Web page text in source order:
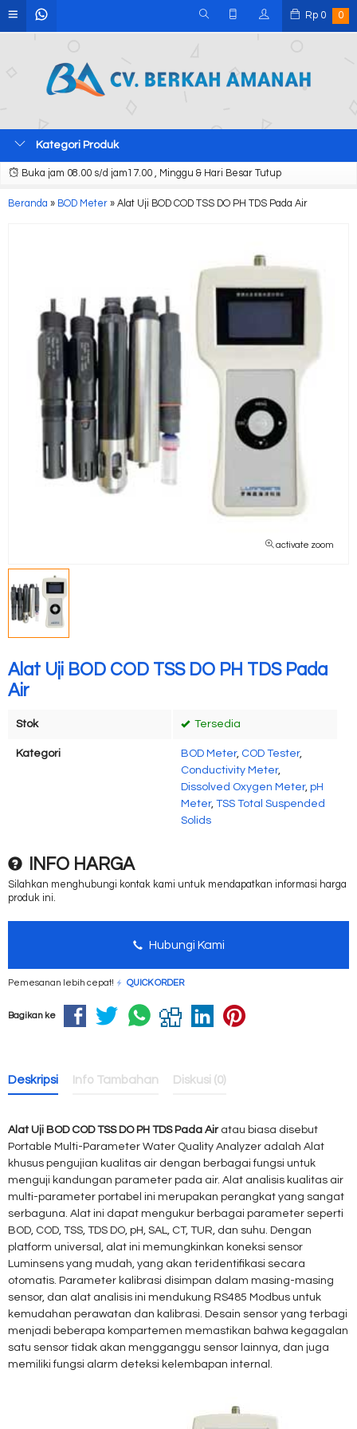
Rp 0 0
Kategori Produk
Buka jam 08.00 s/d jam17.00 , Minggu & Hari Besar Tutup
Beranda » BOD Meter » Alat Uji BOD COD TSS DO PH TDS Pada Air
activate zoom
Alat Uji BOD COD TSS DO PH TDS Pada
Air
Stok Tersedia
Kategori BOD Meter, COD Tester,
Conductivity Meter,
Dissolved Oxygen Meter, pH
Meter, TSS Total Suspended
Solids
INFO HARGA
Silahkan menghubungi kontak kami untuk mendapatkan informasi harga
produk ini.
Hubungi Kami
Pemesanan lebih cepat! QUICK ORDER
Bagikan ke
Deskripsi Info Tambahan Diskusi (0)
Alat Uji BOD COD TSS DO PH TDS Pada Airatau biasa disebut
Portable Multi-Parameter Water Quality Analyzer adalah Alat
khusus pengujian kualitas air dengan berbagai fungsi untuk
menguji kandungan parameter pada air. Alat analisis kualitas air
multi-parameter portabel ini merupakan perangkat yang sangat
serbaguna. Alat ini dapat mengukur berbagai parameter seperti
BOD, COD, TSS, TDS DO, pH, SAL, CT, TUR, dan suhu. Dengan
platform universal, alat ini memungkinkan koneksi sensor
Luminsens yang mudah, yang akan teridentifikasi secara
otomatis. Parameter kalibrasi disimpan dalam masing-masing
sensor, dan alat analisis ini mendukung RS485 Modbus untuk
kemudahan perawatan dan kalibrasi. Desain sensor yang terbagi
menjadi beberapa kompartemen memastikan bahwa kegagalan
satu sensor tidak akan mengganggu sensor lainnya, dan juga
memiliki fungsi alarm deteksi kelembapan internal.